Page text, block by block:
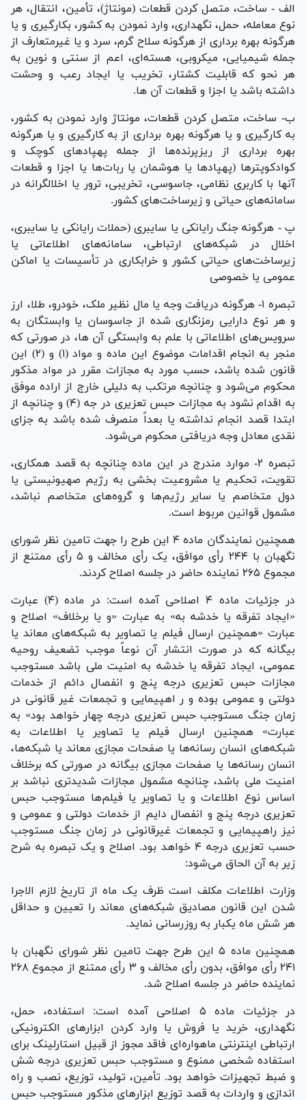
الف - ساخت، متصل کردن قطعات (مونتاژ)، تأمین، انتقال، هر
نوع معامله، حمل، نگهداری، وارد نمودن به کشور، بکارگیری و یا
هرگونه بهره برداری از هرگونه سلاح گرم، سرد و یا غیرمتعارف از
جمله شیمیایی، میکروبی، هسته‌ای، اعم از سنتی و نوین به
هر نحو که قابلیت کشتار، تخریب یا ایجاد رعب و وحشت
داشته باشد یا اجزا و قطعات آن ها.
ب- ساخت، متصل کردن قطعات، مونتاژ وارد نمودن به کشور،
به کارگیری و یا هرگونه بهره برداری از به کارگیری و یا هرگونه
بهره برداری از ریزپرنده‌ها از جمله پهپاد‌های کوچک و
کوادکوپتر‌ها (پهپاد‌ها یا هوشمان یا ربات‌ها یا اجزا و قطعات
آنها با کاربری نظامی، جاسوسی، تخریبی، ترور یا اخلالگرانه در
سامانه‌های حیاتی و زیرساخت‌های کشور.
پ - هرگونه جنگ رایانکی یا سایبری (حملات رایانکی یا سایبری،
اخلال در شبکه‌های ارتباطی، سامانه‌های اطلاعاتی یا
زیرساخت‌های حیاتی کشور و خرابکاری در تأسیسات یا اماکن
عمومی یا خصوصی
تبصره ۱- هرگونه دریافت وجه یا مال نظیر ملک، خودرو، طلا، ارز
و هر نوع دارایی رمزنگاری شده از جاسوسان یا وابستگان به
سرویس‌های اطلاعاتی با علم به وابستگی آن ها، در صورتی که
منجر به انجام اقدامات موضوع این ماده و مواد (۱) و (۲) این
قانون شده باشد، حسب مورد به مجازات مقرر در مواد مذکور
محکوم می‌شود و چنانچه مرتکب به دلیلی خارج از اراده موفق
به اقدام نشود به مجازات حبس تعزیری در جه (۴) و چنانچه از
ابتدا قصد انجام نداشته یا بعداً منصرف شده باشد به جزای
نقدی معادل وجه دریافتی محکوم می‌شود.
تبصره ۲- موارد مندرج در این ماده چنانچه به قصد همکاری،
تقویت، تحکیم یا مشروعیت بخشی به رژیم صهیونیستی یا
دول متخاصم یا سایر رژیم‌ها و گروه‌های متخاصم نباشد،
مشمول قوانین مربوط است.
همچنین نمایندگان ماده ۴ این طرح را جهت تامین نظر شورای
نگهبان با ۲۴۴ رأی موافق، یک رأی مخالف و ۵ رأی ممتنع از
مجموع ۲۶۵ نماینده حاضر در جلسه اصلاح کردند.
در جزئیات ماده ۴ اصلاحی آمده است: در ماده (۴) عبارت
«ایجاد تفرقه یا خدشه به» به عبارت «و یا برخلاف» اصلاح و
عبارت «همچنین ارسال فیلم یا تصاویر به شبکه‌های معاند یا
بیگانه که در صورت انتشار آن نوعاً موجب تضعیف روحیه
عمومی، ایجاد تفرقه یا خدشه به امنیت ملی باشد مستوجب
مجازات حبس تعزیری درجه پنج و انفصال دائم از خدمات
دولتی و عمومی بوده و ر اهپیمایی و تجمعات غیر قانونی در
زمان جنگ مستوجب حبس تعزیری درجه چهار خواهد بود» به
عبارت» همچنین ارسال فیلم یا تصاویر یا اطلاعات به
شبکه‌های انسان رسانه‌ها یا صفحات مجازی معاند یا شبکه‌ها،
انسان رسانه‌ها یا صفحات مجازی بیگانه در صورتی که برخلاف
امنیت ملی باشد، چنانچه مشمول مجازات شدیدتری نباشد بر
اساس نوع اطلاعات و یا تصاویر یا فیلم‌ها مستوجب حبس
تعزیری درجه پنج و انفصال دایم از خدمات دولتی و عمومی و
نیز راهپیمایی و تجمعات غیرقانونی در زمان جنگ مستوجب
حسب تعزیری درجه ۴ خواهد بود. اصلاح و یک تبصره به شرح
زیر به آن الحاق می‌شود:
وزارت اطلاعات مکلف است ظرف یک ماه از تاریخ لازم الاجرا
شدن این قانون مصادیق شبکه‌های معاند را تعیین و حداقل
هر شش ماه یکبار به روزرسانی نماید.
همچنین ماده ۵ این طرح جهت تامین نظر شورای نگهبان با
۲۴۱ رأی موافق، بدون رأی مخالف و ۳ رأی ممتنع از مجموع ۲۶۸
نماینده حاضر در جلسه اصلاح شد.
در جزئیات ماده ۵ اصلاحی آمده است: استفاده، حمل،
نگهداری، خرید یا فروش یا وارد کردن ابزار‌های الکترونیکی
ارتباطی اینترنتی ماهواره‌ای فاقد مجوز از قبیل استارلینک برای
استفاده شخصی ممنوع و مستوجب حبس تعزیری درجه شش
و ضبط تجهیزات خواهد بود. تأمین، تولید، توزیع، نصب و راه
اندازی و واردات به قصد توزیع ابزار‌های مذکور مستوجب حبس